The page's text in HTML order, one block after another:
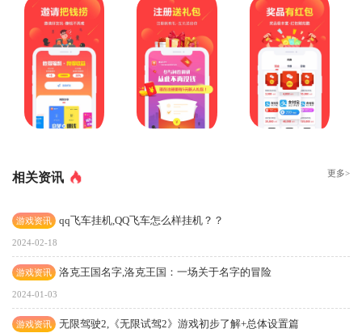
相关资讯 更多>
游戏资讯 qq飞车挂机,QQ飞车怎么样挂机？？
2024-02-18
游戏资讯 洛克王国名字,洛克王国：一场关于名字的冒险
2024-01-03
游戏资讯 无限驾驶2,《无限试驾2》游戏初步了解+总体设置篇